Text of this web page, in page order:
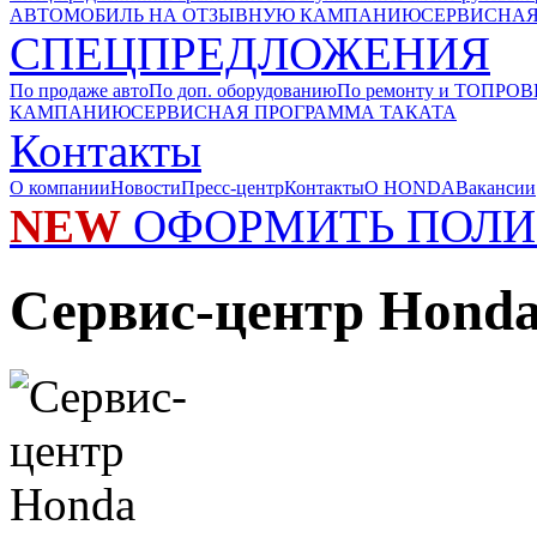
АВТОМОБИЛЬ НА ОТЗЫВНУЮ КАМПАНИЮ
СПЕЦПРЕДЛОЖЕНИЯ
По продаже автоПо доп. оборудованиюПо ремонту и ТО
КАМПАНИЮСЕРВИСНАЯ ПРОГРАММА ТАКАТА
Контакты
О компанииНовостиПресс-центрКонтактыО HONDAВакансии
NEW ОФОРМИТЬ
Сервис-центр